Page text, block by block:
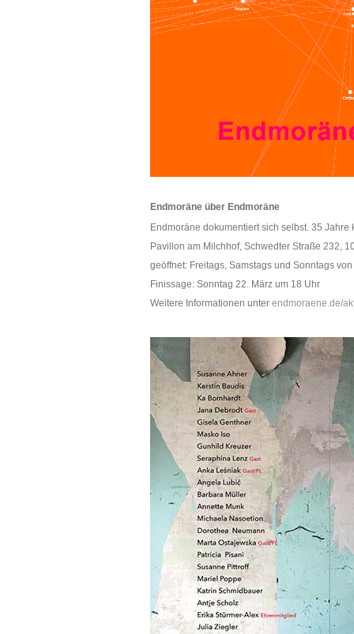
Endmoräne über Endmoräne
Endmoräne dokumentiert sich selbst. 35
Pavillon am Milchhof, Schwedter Straße 232,
geöffnet: Freitags, Samstags und Sonntags
Finissage: Sonntag 22. März um 18 Uhr
Weitere Informationen unter endmoraene.de/